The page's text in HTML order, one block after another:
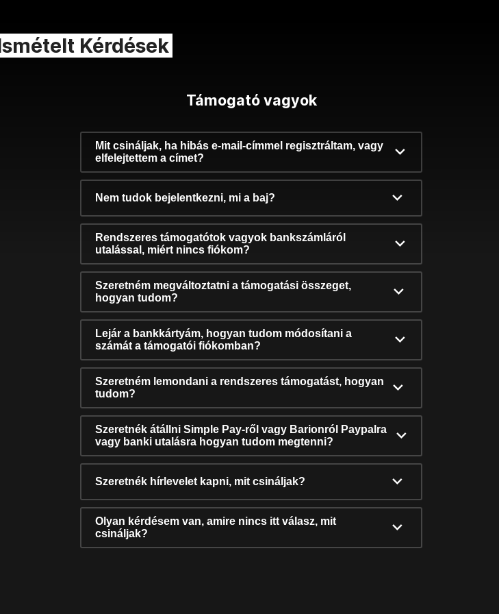
Kérdések
Támogató vagyok
Mit csináljak, ha hibás e-mail-címmel regisztráltam, vagy
elfelejtettem a címet?
Nem tudok bejelentkezni, mi a baj?
Rendszeres támogatótok vagyok bankszámláról
utalással, miért nincs fiókom?
Szeretném megváltoztatni a támogatási összeget,
hogyan tudom?
Lejár a bankkártyám, hogyan tudom módosítani a
számát a támogatói fiókomban?
Szeretném lemondani a rendszeres támogatást, hogyan
tudom?
Szeretnék átállni Simple Pay-ről vagy Barionról Paypalra
vagy banki utalásra hogyan tudom megtenni?
Szeretnék hírlevelet kapni, mit csináljak?
Olyan kérdésem van, amire nincs itt válasz, mit
csináljak?